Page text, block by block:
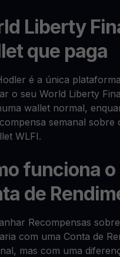
Liberty
que paga
é a única
o seu World Liberty
wallet normal,
semanal sobre
WLFI.
funciona o
de
Recompensas
com uma Conta de
mas com uma